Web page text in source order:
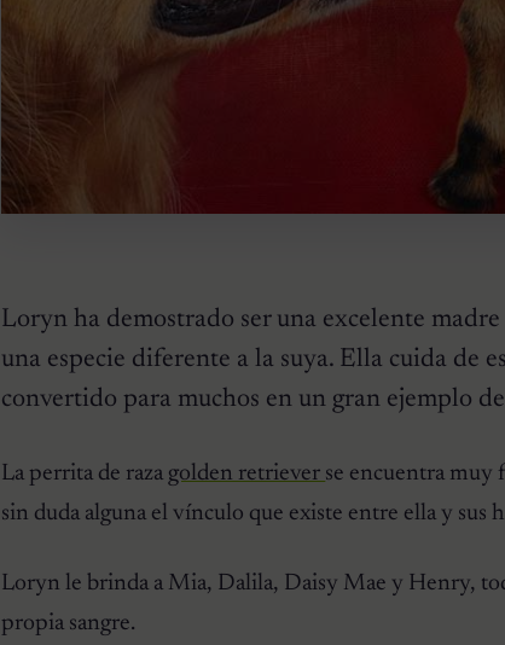
Loryn ha demostrado ser una excelente madre
una especie diferente a la suya. Ella cuida de
convertido para muchos en un gran ejemplo
La perrita de raza golden retriever se encuentra muy
sin duda alguna el vínculo que existe entre ella y sus
Loryn le brinda a Mia, Dalila, Daisy Mae y Henry,
propia sangre.